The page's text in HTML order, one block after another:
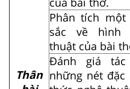
Thân
Phân tích
sắc về hình
thuật của bài
Đánh giá
những nét đặc